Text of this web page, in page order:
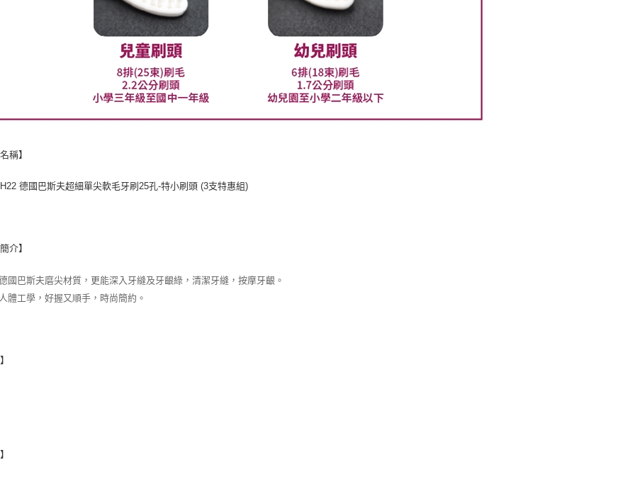
稱】
德國巴斯夫超細單尖軟毛牙刷25孔-特小刷頭 (3支特惠組)
介】
國巴斯夫磨尖材質，更能深入牙縫及牙齦綠，清潔牙縫，按摩牙齦。
體工學，好握又順手，時尚簡約。